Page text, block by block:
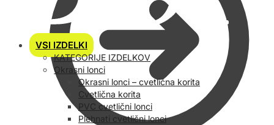
VSI IZDELKI
KATEGORIJE IZDELKOV
Okrasni lonci
Okrasni lonci – cvetlična korita
Cvetlična korita
PVC cvetlični lonci
Plehnati cvetlični lonci